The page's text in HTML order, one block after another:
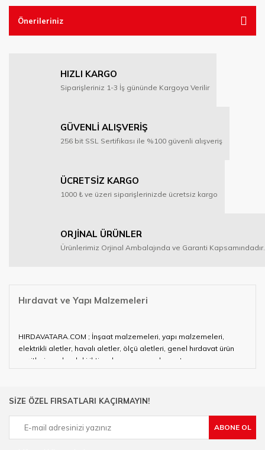
Önerileriniz
HIZLI KARGO
Siparişleriniz 1-3 İş gününde Kargoya Verilir
GÜVENLİ ALIŞVERİŞ
256 bit SSL Sertifikası ile %100 güvenli alışveriş
ÜCRETSİZ KARGO
1000 ₺ ve üzeri siparişlerinizde ücretsiz kargo
ORJİNAL ÜRÜNLER
Ürünlerimiz Orjinal Ambalajında ve Garanti Kapsamındadır.
Hırdavat ve Yapı Malzemeleri
HIRDAVATARA.COM ; İnşaat malzemeleri, yapı malzemeleri,
elektrikli aletler, havalı aletler, ölçü aletleri, genel hırdavat ürün
çeşitleri ve alandaki ihtiyaçlarınızın neredeyse tamamını
çalışan HIRDAVATARA.COM geniş ürün yelpazesi ile siz değerli
Ülkemizde özellikle gelişen sanayi, inşaat ve fabrikalaşma
SİZE ÖZEL FIRSATLARI KAÇIRMAYIN!
ABONE OL